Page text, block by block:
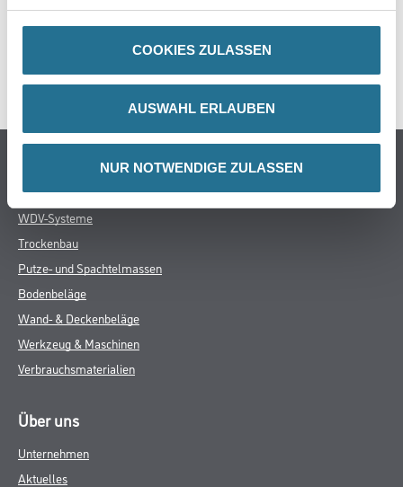
COOKIES ZULASSEN
AUSWAHL ERLAUBEN
NUR NOTWENDIGE ZULASSEN
SPEZIFIKATIONEN
Online-Shop
Farbe
WDV-Systeme
Trockenbau
Putze- und Spachtelmassen
Bodenbeläge
Wand- & Deckenbeläge
Werkzeug & Maschinen
Verbrauchsmaterialien
Über uns
Unternehmen
Aktuelles